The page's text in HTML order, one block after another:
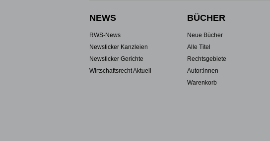
NEWS
RWS-News
Newsticker Kanzleien
Newsticker Gerichte
Wirtschaftsrecht Aktuell
BÜCHER
Neue Bücher
Alle Titel
Rechtsgebiete
Autor:innen
Warenkorb